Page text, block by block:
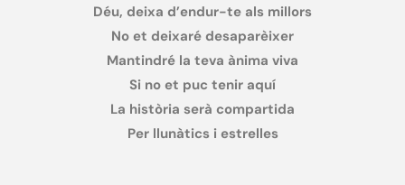
Déu, deixa d’endur-te als millors
No et deixaré desaparèixer
Mantindré la teva ànima viva
Si no et puc tenir aquí
La història serà compartida
Per llunàtics i estrelles